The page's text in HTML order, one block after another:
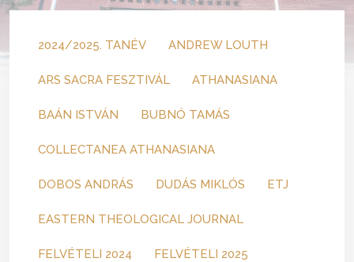
2024/2025. TANÉV ANDREW LOUTH
ARS SACRA FESZTIVÁL ATHANASIANA
BAÁN ISTVÁN BUBNÓ TAMÁS
COLLECTANEA ATHANASIANA
DOBOS ANDRÁS DUDÁS MIKLÓS ETJ
EASTERN THEOLOGICAL JOURNAL
FELVÉTELI 2024 FELVÉTELI 2025